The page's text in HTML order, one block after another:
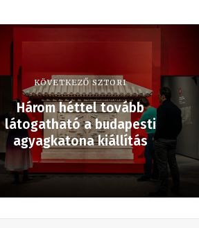
KÖVETKEZŐ SZTORI
Három héttel tovább
látogatható a budapesti
agyagkatona kiállítás